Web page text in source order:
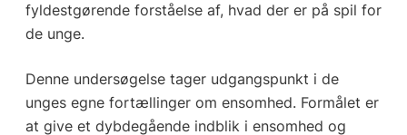
fyldestgørende forståelse af, hvad der er på spil for
de unge.
Denne undersøgelse tager udgangspunkt i de
unges egne fortællinger om ensomhed. Formålet er
at give et dybdegående indblik i ensomhed og